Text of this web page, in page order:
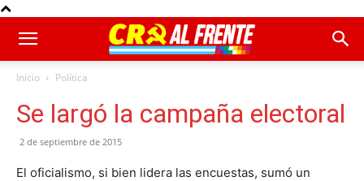
Inicio Política
Se largó la campaña electoral
2 de septiembre de 2015
El oficialismo, si bien lidera las encuestas, sumó un